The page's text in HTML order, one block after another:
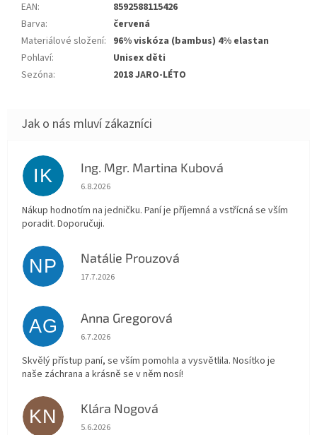
EAN:
8592588115426
Barva:
červená
Materiálové složení: 96% viskóza (bambus) 4% elastan
Pohlaví:
Unisex děti
Sezóna: 2018 JARO-LÉTO
IK Ing. Mgr. Martina Kubová
Hodnocení obchodu je 5 z 5 hvězdiček.
6.8.2026
Nákup hodnotím na jedničku. Paní je příjemná a vstřícná se vším
poradit. Doporučuji.
NP Natálie Prouzová
Hodnocení obchodu je 5 z 5 hvězdiček.
17.7.2026
AG Anna Gregorová
Hodnocení obchodu je 5 z 5 hvězdiček.
6.7.2026
Skvělý přístup paní, se vším pomohla a vysvětlila. Nosítko je
naše záchrana a krásně se v něm nosí!
KN Klára Nogová
Hodnocení obchodu je 5 z 5 hvězdiček.
5.6.2026